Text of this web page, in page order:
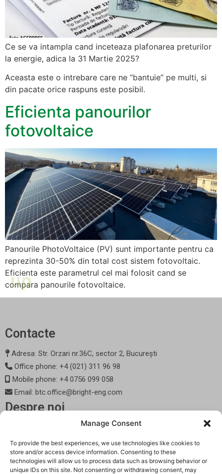
Manage Consent
To provide the best experiences, we use technologies like cookies to
store and/or access device information. Consenting to these
technologies will allow us to process data such as browsing behavior or
unique IDs on this site. Not consenting or withdrawing consent, may
Tickets
Ce se va intampla cand inceteaza plafonarea preturilor
la energie, adica la 31 Martie 2025?
Aceasta este o intrebare care ne “bantuie” pe multi, si
din pacate orice raspuns este posibil.
Eficienta panourilor
fotovoltaice
Panourile PhotoVoltaice (PV) sunt importante pentru ca
reprezinta 30-50% din total cost sistem fotovoltaic.
Eficienta este parametrul cel mai folosit cand se
compara panourile fotovoltaice.
Contacte
Adresa: Str. Orzari nr.36C, sector 2, București
Office phone: +4 (021) 311 96 98
Mobile phone: +4 0756 099 058
Email: btc.office@bright-eng.com
Despre noi
ofere clientilor sai produse si servicii de cea mai buna calitate.
Firma Bright Technology Consult este certificata ISO 9001 din
2011.
Parteneri